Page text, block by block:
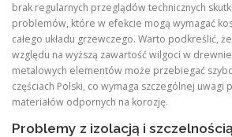
brak regularnych przeglądów technicznych
problemów, które w efekcie mogą wymagać
całego układu grzewczego. Warto podkreślić,
względu na wyższą zawartość wilgoci w
metalowych elementów może przebiegać
częściach Polski, co wymaga szczególnej uwagi
materiałów odpornych na korozję.
Problemy z izolacją i